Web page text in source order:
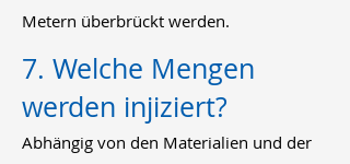
Metern überbrückt werden.
7. Welche Mengen
werden injiziert?
Abhängig von den Materialien und der